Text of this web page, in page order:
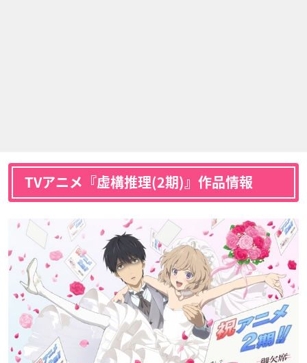
TVアニメ『虚構推理(2期)』作品情報